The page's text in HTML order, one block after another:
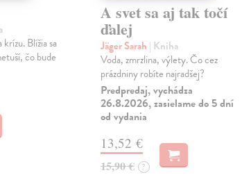
Blížia sa
čo bude
A svet sa aj tak točí
ďalej
Jäger Sarah | Kniha
Voda, zmrzlina, výlety. Čo cez
prázdniny robíte najradšej?
Predpredaj, vychádza
26.8.2026, zasielame do 5 dní
od vydania
13,52 €
15,90 € ?